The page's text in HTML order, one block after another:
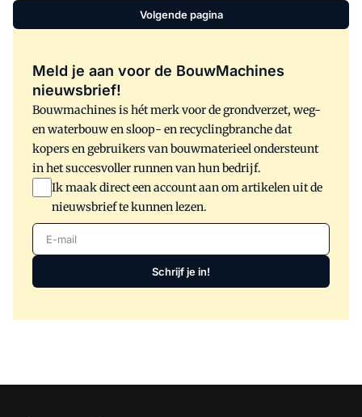
daarmee de ambities om te groeien op de
Europese markt waar te willen maken.
Volgende pagina
Meld je aan voor de BouwMachines
nieuwsbrief!
Bouwmachines is hét merk voor de grondverzet, weg-
en waterbouw en sloop- en recyclingbranche dat
kopers en gebruikers van bouwmaterieel ondersteunt
in het succesvoller runnen van hun bedrijf.
Ik maak direct een account aan om artikelen uit de
nieuwsbrief te kunnen lezen.
E-mail
Schrijf je in!